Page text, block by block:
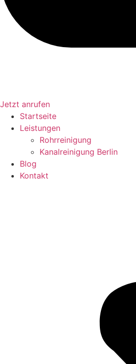
Jetzt anrufen
Startseite
Leistungen
Rohrreinigung
Kanalreinigung Berlin
Blog
Kontakt